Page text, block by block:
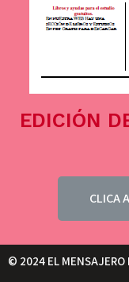
EDICIÓN
CLICA
© 2024 EL MENSAJERO